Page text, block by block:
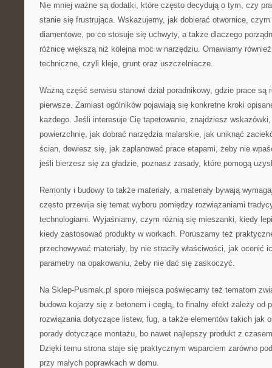
Nie mniej ważne są dodatki, które często decydują o tym, czy
stanie się frustrująca. Wskazujemy, jak dobierać otwornice,
diamentowe, po co stosuje się uchwyty, a także dlaczego
różnicę większą niż kolejna moc w narzędziu. Omawiamy
techniczne, czyli kleje, grunt oraz uszczelniacze.
Ważną część serwisu stanowi dział poradnikowy, gdzie prace są
pierwsze. Zamiast ogólników pojawiają się konkretne kroki
każdego. Jeśli interesuje Cię tapetowanie, znajdziesz
powierzchnię, jak dobrać narzędzia malarskie, jak uniknąć
ścian, dowiesz się, jak zaplanować prace etapami, żeby nie
jeśli bierzesz się za gładzie, poznasz zasady, które pomogą
Remonty i budowy to także materiały, a materiały bywają
często przewija się temat wyboru pomiędzy rozwiązaniami
technologiami. Wyjaśniamy, czym różnią się mieszanki, kiedy
kiedy zastosować produkty w workach. Poruszamy też
przechowywać materiały, by nie straciły właściwości, jak ocenić
parametry na opakowaniu, żeby nie dać się zaskoczyć.
Na Sklep-Pusmak.pl sporo miejsca poświęcamy też tematom
budowa kojarzy się z betonem i cegłą, to finalny efekt zależy od
rozwiązania dotyczące listew, fug, a także elementów takich jak
porady dotyczące montażu, bo nawet najlepszy produkt z
Dzięki temu strona staje się praktycznym wsparciem zarówno
przy małych poprawkach w domu.